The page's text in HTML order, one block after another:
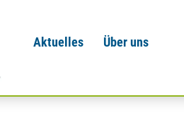
Aktuelles Über uns